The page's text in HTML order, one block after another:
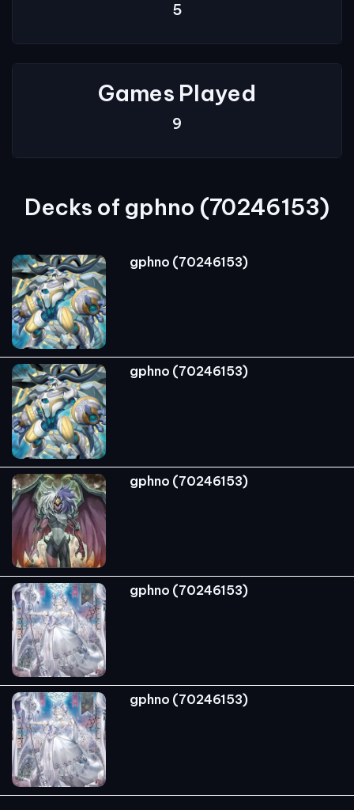
5
Games Played
9
Decks of gphno (70246153)
gphno (70246153)
gphno (70246153)
gphno (70246153)
gphno (70246153)
gphno (70246153)